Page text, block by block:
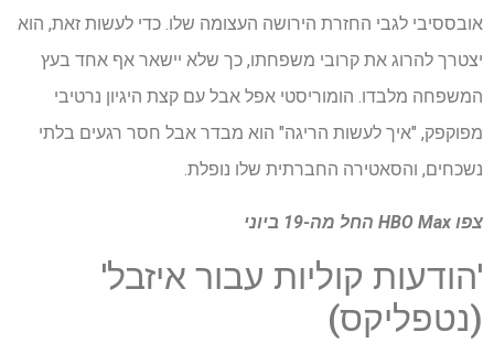
אובססיבי לגבי החזרת הירושה העצומה שלו. כדי לעשות זאת, הוא
יצטרך להרוג את קרובי משפחתו, כך שלא יישאר אף אחד בעץ
המשפחה מלבדו. הומוריסטי אפל אבל עם קצת היגיון נרטיבי
מפוקפק, "איך לעשות הריגה" הוא מבדר אבל חסר רגעים בלתי
נשכחים, והסאטירה החברתית שלו נופלת.
צפו HBO Max החל מה-19 ביוני
'הודעות קוליות עבור איזבל'
(נטפליקס)